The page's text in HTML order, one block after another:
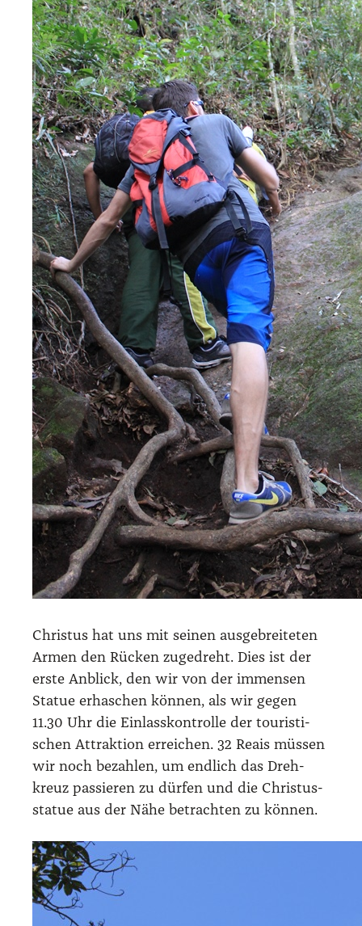
Chris­tus hat uns mit sei­nen aus­ge­brei­te­ten
Armen den Rücken zuge­dreht. Dies ist der
ers­te Anblick, den wir von der immensen
Sta­tue erha­schen kön­nen, als wir gegen
11.30 Uhr die Ein­lass­kon­trol­le der tou­ris­ti­
schen Attrak­ti­on errei­chen. 32 Reais müs­sen
wir noch bezah­len, um end­lich das Dreh­
kreuz pas­sie­ren zu dür­fen und die Chris­tus­
sta­tue aus der Nähe betrach­ten zu kön­nen.